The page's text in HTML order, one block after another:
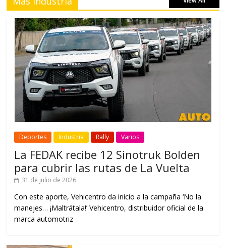
Deportes Industria Rally Varios
La FEDAK recibe 12 Sinotruk Bolden
para cubrir las rutas de La Vuelta
31 de julio de 2026
Con este aporte, Vehicentro da inicio a la campaña ‘No la
manejes… ¡Maltrátala!’ Vehicentro, distribuidor oficial de la
marca automotriz